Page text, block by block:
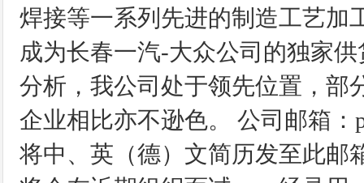
焊接等一系列先进的制造工艺加
成为长春一汽-大众公司的独家
分析，我公司处于领先位置，部
企业相比亦不逊色。 公司邮箱：
将中、英（德）文简历发至此邮